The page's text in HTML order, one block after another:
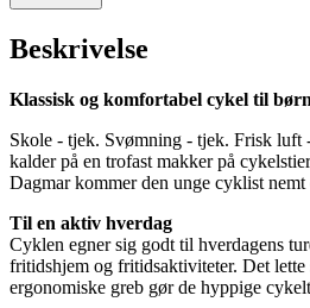
Beskrivelse
Klassisk og komfortabel cykel til
Skole - tjek. Svømning - tjek. Frisk luft
kalder på en trofast makker på
Dagmar kommer den unge cyklist
Til en aktiv hverdag
Cyklen egner sig godt til hverdagens
fritidshjem og fritidsaktiviteter. Det lette
ergonomiske greb gør de hyppige